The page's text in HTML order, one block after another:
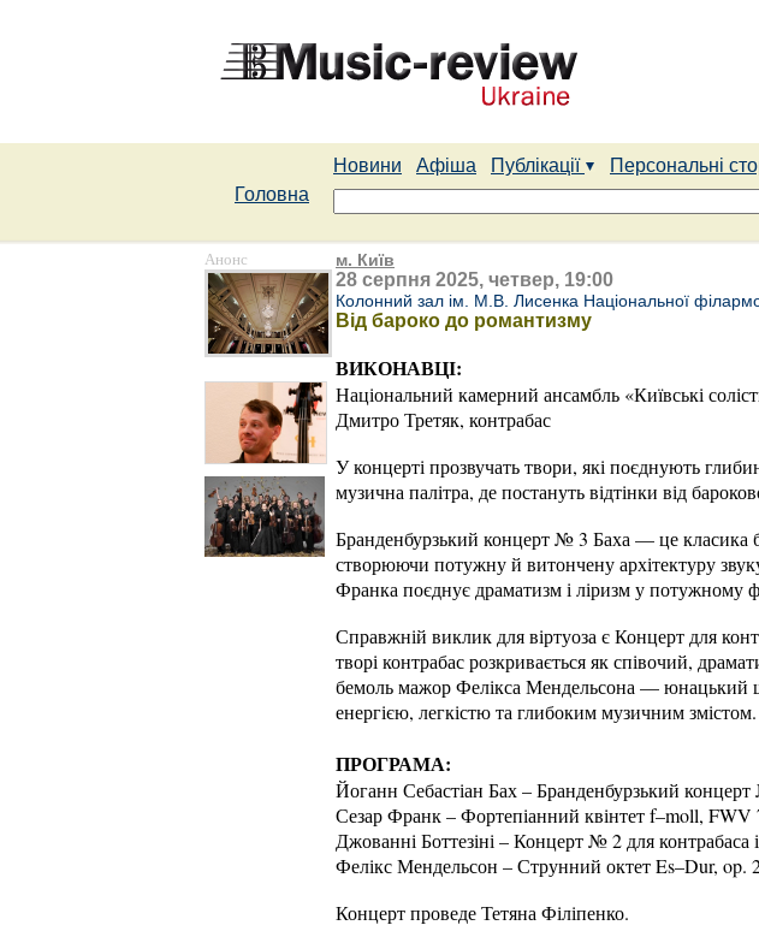
Новини Афіша Публікації Персональні
Головна
Анонс м. Київ
28 серпня 2025, четвер, 19:00
Колонний зал ім. М.В. Лисенка Національної
Від бароко до романтизму
ВИКОНАВЦІ:
Національний камерний ансамбль «Київські
Дмитро Третяк, контрабас
У концерті прозвучать твори, які поєднують
музична палітра, де постануть відтінки від
Бранденбурзький концерт № 3 Баха — це класика
створюючи потужну й витончену архітектуру
Франка поєднує драматизм і ліризм у потужному
Справжній виклик для віртуоза є Концерт для
творі контрабас розкривається як співочий,
бемоль мажор Фелікса Мендельсона — юнацький
енергією, легкістю та глибоким музичним змістом.
ПРОГРАМА:
Йоганн Себастіан Бах – Бранденбурзький
Сезар Франк – Фортепіанний квінтет f–moll, FWV
Джованні Боттезіні – Концерт № 2 для
Фелікс Мендельсон – Струнний октет Es–Dur, op.
Концерт проведе Тетяна Філіпенко.